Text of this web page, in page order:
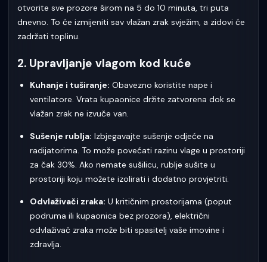
otvorite sve prozore širom na 5 do 10 minuta, tri puta
dnevno. To će izmijeniti sav vlažan zrak svježim, a zidovi će
zadržati toplinu.
2. Upravljanje vlagom kod kuće
Kuhanje i tuširanje: Obavezno koristite nape i
ventilatore. Vrata kupaonice držite zatvorena dok se
vlažan zrak ne izvuče van.
Sušenje rublja: Izbjegavajte sušenje odjeće na
radijatorima. To može povećati razinu vlage u prostoriji
za čak 30%. Ako nemate sušilicu, rublje sušite u
prostoriji koju možete izolirati i dodatno provjetriti.
Odvlaživači zraka: U kritičnim prostorijama (poput
podruma ili kupaonica bez prozora), električni
odvlaživač zraka može biti spasitelj vaše imovine i
zdravlja.